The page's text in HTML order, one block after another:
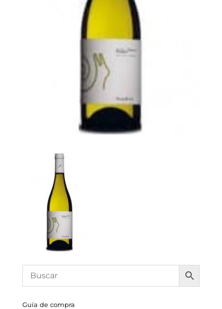
Guía de compra